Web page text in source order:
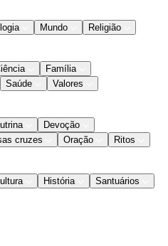
Mundo
Religião
Família
Saúde
Valores
Devoção
cruzes Oração
Ritos
História
Santuários